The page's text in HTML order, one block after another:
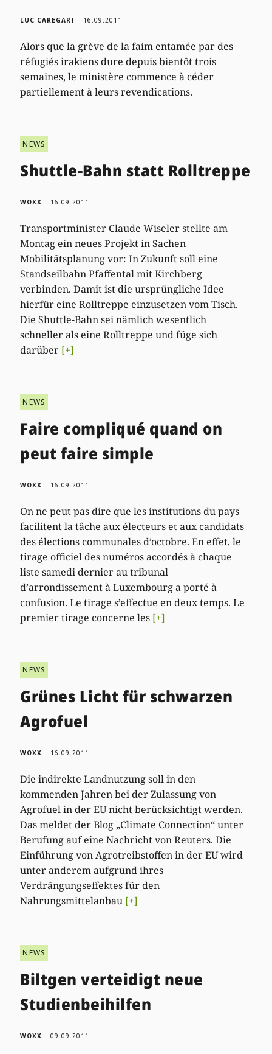
LUC CAREGARI 16.09.2011
Alors que la grève de la faim entamée par des
réfugiés irakiens dure depuis bientôt trois
semaines, le ministère commence à céder
partiellement à leurs revendications.
NEWS
Shuttle-Bahn statt Rolltreppe
WOXX 16.09.2011
Transportminister Claude Wiseler stellte am
Montag ein neues Projekt in Sachen
Mobilitätsplanung vor: In Zukunft soll eine
Standseilbahn Pfaffental mit Kirchberg
verbinden. Damit ist die ursprüngliche Idee
hierfür eine Rolltreppe einzusetzen vom Tisch.
Die Shuttle-Bahn sei nämlich wesentlich
schneller als eine Rolltreppe und füge sich
darüber [+]
NEWS
Faire compliqué quand on
peut faire simple
WOXX 16.09.2011
On ne peut pas dire que les institutions du pays
facilitent la tâche aux électeurs et aux candidats
des élections communales d’octobre. En effet, le
tirage officiel des numéros accordés à chaque
liste samedi dernier au tribunal
d’arrondissement à Luxembourg a porté à
confusion. Le tirage s’effectue en deux temps. Le
premier tirage concerne les [+]
NEWS
Grünes Licht für schwarzen
Agrofuel
WOXX 16.09.2011
Die indirekte Landnutzung soll in den
kommenden Jahren bei der Zulassung von
Agrofuel in der EU nicht berücksichtigt werden.
Das meldet der Blog „Climate Connection“ unter
Berufung auf eine Nachricht von Reuters. Die
Einführung von Agrotreibstoffen in der EU wird
unter anderem aufgrund ihres
Verdrängungseffektes für den
Nahrungsmittelanbau [+]
NEWS
Biltgen verteidigt neue
Studienbeihilfen
WOXX 09.09.2011